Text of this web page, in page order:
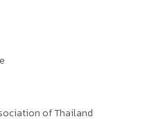
of Thailand